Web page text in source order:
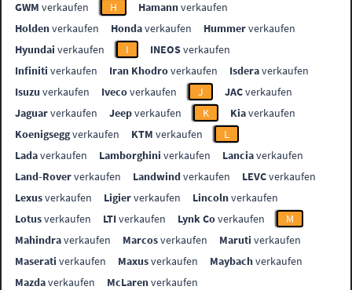
GWM verkaufen H Hamannverkaufen
Holdenverkaufen Hondaverkaufen Hummerverkaufen
Hyundai verkaufen I INEOSverkaufen
Infiniti verkaufen Iran Khodroverkaufen Isderaverkaufen
Isuzu verkaufen Ivecoverkaufen J JACverkaufen
Jaguarverkaufen Jeepverkaufen K Kiaverkaufen
Koenigseggverkaufen KTM verkaufen
L
Ladaverkaufen Lamborghini verkaufen Lanciaverkaufen
Land-Roververkaufen Landwindverkaufen LEVCverkaufen
Lexusverkaufen Ligierverkaufen Lincolnverkaufen
Lotusverkaufen LTIverkaufen Lynk Coverkaufen
M
Mahindraverkaufen Marcosverkaufen Maruti verkaufen
Maserati verkaufen Maxusverkaufen Maybachverkaufen
Mazdaverkaufen McLarenverkaufen